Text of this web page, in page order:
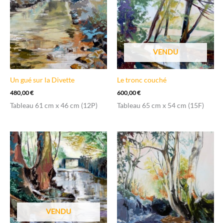
Un gué sur la Divette
480,00€
Tableau 61 cm x 46 cm (12P)
VENDU
Le tronc couché
600,00€
Tableau 65 cm x 54 cm (15F)
VENDU